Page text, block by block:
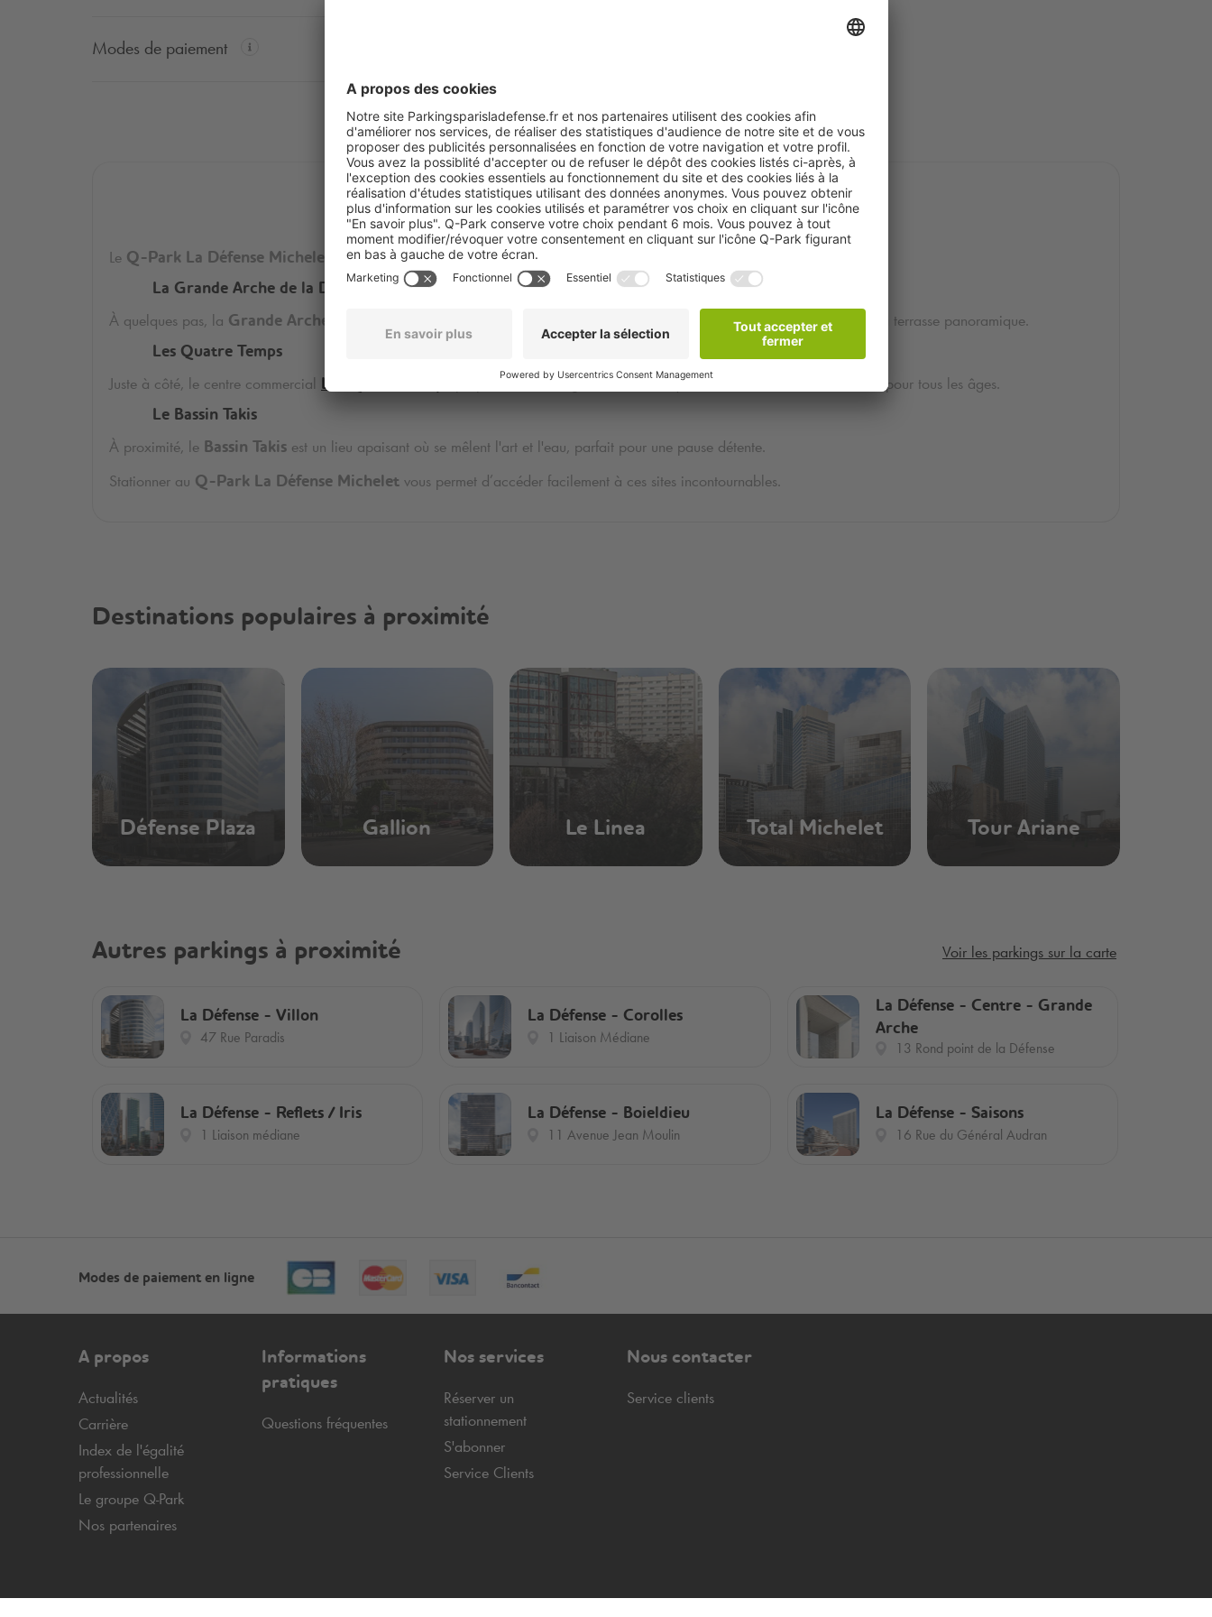
Modes de paiement
Découvrez les alentours duQ-Park La Défense Michelet
Le Q-Park La Défense Michelet à Puteaux vous place au cœur de plusieurs attractions :
La Grande Arche de la Défense
À quelques pas, la Grande Arche de la Défense est un monument iconique offrant une vue spectaculaire sur Paris depuis sa terrasse panoramique.
Les Quatre Temps
Juste à côté, le centre commercial Les Quatre Temps propose une vaste gamme de boutiques, restaurants et divertissements pour tous les âges.
Le Bassin Takis
À proximité, le Bassin Takis est un lieu apaisant où se mêlent l'art et l'eau, parfait pour une pause détente.
Stationner au Q-Park La Défense Michelet vous permet d’accéder facilement à ces sites incontournables.
Destinations populaires à proximité
Défense Plaza Gallion Le Linea Total Michelet Tour Ariane
Autres parkings à proximité Voir les parkings sur la carte
La Défense - Villon
47 Rue Paradis
La Défense - Reflets / Iris
1 Liaison médiane
La Défense - Corolles
1 Liaison Médiane
La Défense - Boieldieu
11 Avenue Jean Moulin
La Défense - Centre - Grande
Arche
13 Rond point de la Défense
La Défense - Saisons
16 Rue du Général Audran
Modes de paiement en ligne
A propos
Actualités
Carrière
Index de l'égalité
professionnelle
Le groupe Q-Park
Nos partenaires
Informations
pratiques
Questions fréquentes
Nos services
Réserver un
stationnement
S'abonner
Service Clients
Nous contacter
Service clients